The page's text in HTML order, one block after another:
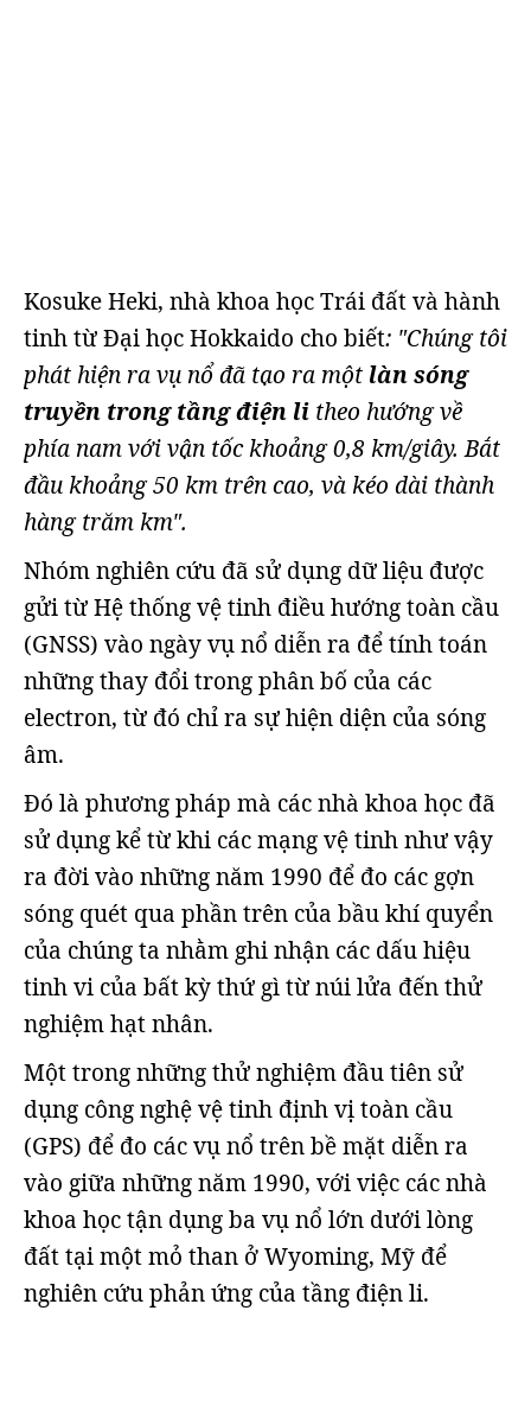
Kosuke Heki, nhà khoa học Trái đất và hành
tinh từ Đại học Hokkaido cho biết: "Chúng tôi
phát hiện ra vụ nổ đã tạo ra một làn sóng
truyền trong tầng điện li theo hướng về
phía nam với vận tốc khoảng 0,8 km/giây. Bắt
đầu khoảng 50 km trên cao, và kéo dài thành
hàng trăm km".
Nhóm nghiên cứu đã sử dụng dữ liệu được
gửi từ Hệ thống vệ tinh điều hướng toàn cầu
(GNSS) vào ngày vụ nổ diễn ra để tính toán
những thay đổi trong phân bố của các
electron, từ đó chỉ ra sự hiện diện của sóng
âm.
Đó là phương pháp mà các nhà khoa học đã
sử dụng kể từ khi các mạng vệ tinh như vậy
ra đời vào những năm 1990 để đo các gợn
sóng quét qua phần trên của bầu khí quyển
của chúng ta nhằm ghi nhận các dấu hiệu
tinh vi của bất kỳ thứ gì từ núi lửa đến thử
nghiệm hạt nhân.
Một trong những thử nghiệm đầu tiên sử
dụng công nghệ vệ tinh định vị toàn cầu
(GPS) để đo các vụ nổ trên bề mặt diễn ra
vào giữa những năm 1990, với việc các nhà
khoa học tận dụng ba vụ nổ lớn dưới lòng
đất tại một mỏ than ở Wyoming, Mỹ để
nghiên cứu phản ứng của tầng điện li.